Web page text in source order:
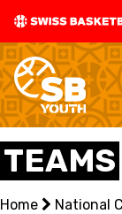
NATIONAL
CENTRE
TEAMS
Home National